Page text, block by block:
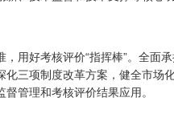
好考核评价“指挥棒”。全面
化三项制度改革方案，健全市场
督管理和考核评价结果应用。